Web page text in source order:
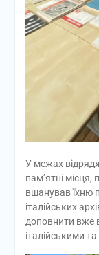
У межах
пам’ятні місця,
вшанував їхню
італійських
доповнити вже
італійськими